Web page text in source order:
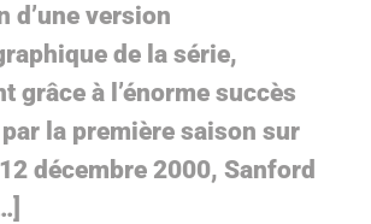
d’une version
de la série,
grâce à l’énorme succès
la première saison sur
12 décembre 2000, Sanford